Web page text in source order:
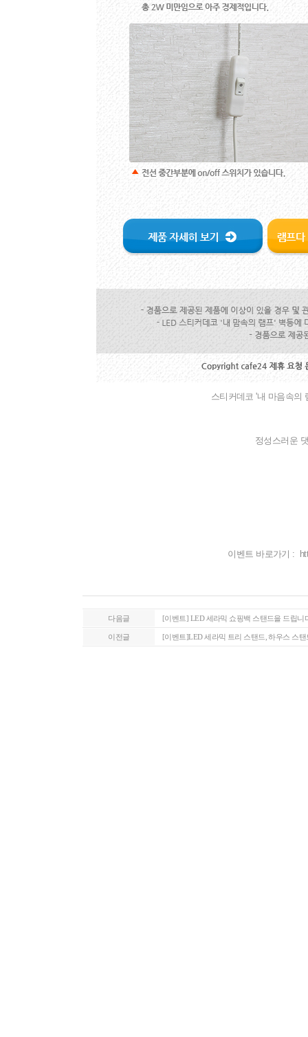
스티커데코 '내 마음속의
정성스러운
이벤트 바로가기 :
다음글 [이벤트] LED 세라믹 쇼핑백 스탠드을 드립니
이전글 [이벤트]LED 세라믹 트리 스탠드, 하우스 스